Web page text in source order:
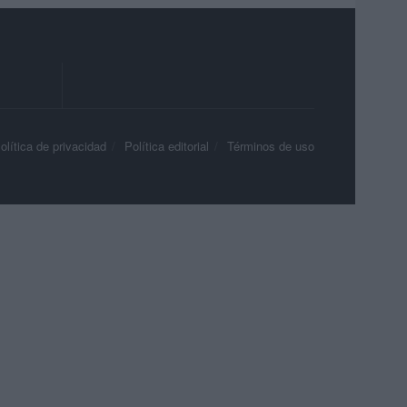
de privacidad Política editorial Términos de uso